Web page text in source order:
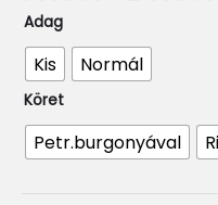
Adag
Kis Normál
Köret
Petr.burgonyával